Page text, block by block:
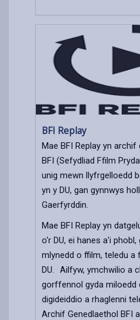
BFI Replay
Mae BFI Replay yn
BFI (Sefydliad Ffilm
unig mewn llyfrgelloedd
yn y DU, gan gynnwys
Gaerfyrddin.
Mae BFI Replay yn
o'r DU, ei hanes a'i
mlynedd o ffilm, teledu a
DU. Ailfyw, ymchwilio a
gorffennol gyda miloedd
digideiddio a rhaglenni
Archif Genedlaethol BFI